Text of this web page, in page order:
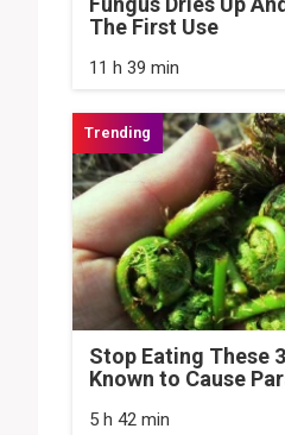
The First Use
11 h 39 min
Stop Eating These
Known to Cause
5 h 42 min